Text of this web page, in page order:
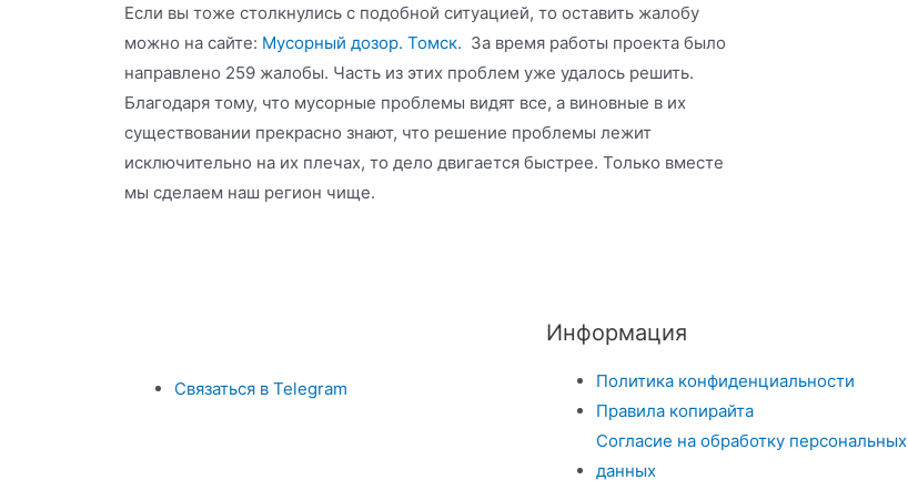
Если вы тоже столкнулись с подобной ситуацией, то оставить жалобу
можно на сайте: Мусорный дозор. Томск. За время работы проекта было
направлено 259 жалобы. Часть из этих проблем уже удалось решить.
Благодаря тому, что мусорные проблемы видят все, а виновные в их
существовании прекрасно знают, что решение проблемы лежит
исключительно на их плечах, то дело двигается быстрее. Только вместе
мы сделаем наш регион чище.
Связаться в Telegram
Информация
Политика конфиденциальности
Правила копирайта
Согласие на обработку персональных
данных